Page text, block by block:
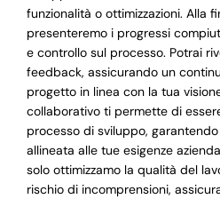
funzionalità o ottimizzazioni. Alla
presenteremo i progressi
e controllo sul processo. Potrai
feedback, assicurando un
progetto in linea con la tua
collaborativo ti permette di
processo di sviluppo,
allineata alle tue esigenze
solo ottimizzamo la qualità del
rischio di incomprensioni,